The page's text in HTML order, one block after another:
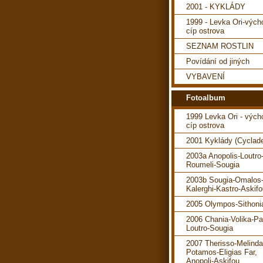
2001 - KYKLÁDY
1999 - Levka Ori-
cíp ostrova
SEZNAM ROSTLIN
Povídání od jiných
VYBAVENÍ
Fotoalbum
1999 Levka Ori -
cíp ostrova
2001 Kyklády
2003a Anopolis-
Roumeli-Sougia
2003b Sougia-Omalos-
Kalerghi-Kastro-
2005 Olympos-
2006 Chania-Volika-
Loutro-Sougia
2007 Therisso-
Potamos-Eligias Far,
Anopoli-Askifou